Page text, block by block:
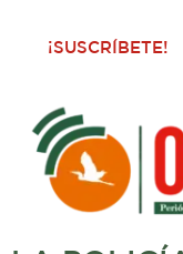
¡SUSCRÍBETE!